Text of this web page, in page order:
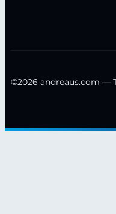
©2026 andreaus.com —